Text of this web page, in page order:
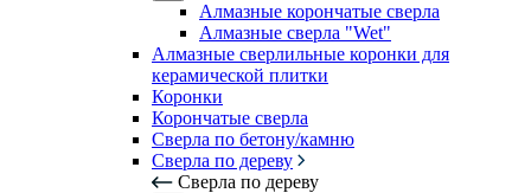
Алмазные корончатые сверла
Алмазные сверла "Wet"
Алмазные сверлильные коронки для
керамической плитки
Коронки
Корончатые сверла
Сверла по бетону/камню
Сверла по дереву
Сверла по дереву